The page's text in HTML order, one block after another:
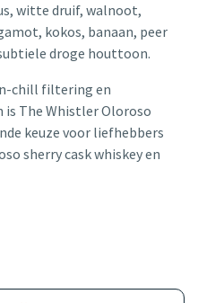
witte druif, walnoot,
kokos, banaan, peer
droge houttoon.
chill filtering en
is The Whistler Oloroso
keuze voor liefhebbers
sherry cask whiskey en